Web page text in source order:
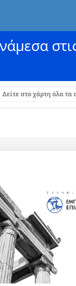
Δείτε στο χάρτη όλα